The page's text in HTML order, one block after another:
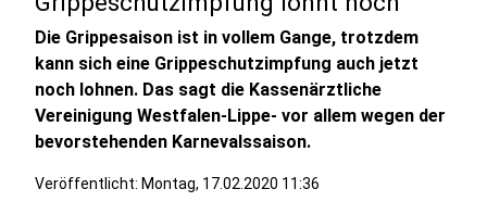
Die Grippesaison ist in vollem Gange, trotzdem
kann sich eine Grippeschutzimpfung auch jetzt
noch lohnen. Das sagt die Kassenärztliche
Vereinigung Westfalen-Lippe- vor allem wegen der
bevorstehenden Karnevalssaison.
Veröffentlicht: Montag, 17.02.2020 11:36